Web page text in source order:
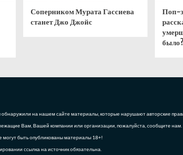
Соперником Мурата Гассиева
станет Джо Джойс
Поп-
на нашем сайте материалы, которые нарушают авторские
Вам, Вашей компании или организации, пожалуйста, сообщите нам.
могут быть опубликованы материалы 18+!
ссылка на источник обязательна.